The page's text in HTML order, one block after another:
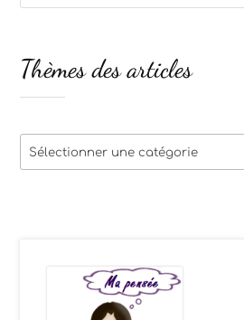
Thèmes des articles
Thèmes
des